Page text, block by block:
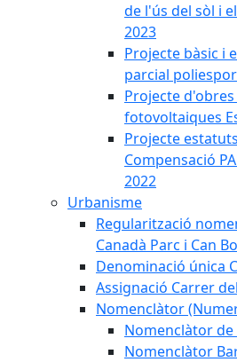
de l'ús del sòl i
2023
Projecte bàsic i
parcial
Projecte d'obres
fotovoltaiques
Projecte
Compensació
2022
Urbanisme
Regularització
Canadà Parc i Can
Denominació única
Assignació Carrer
Nomenclàtor
Nomenclàtor de
Nomenclàtor